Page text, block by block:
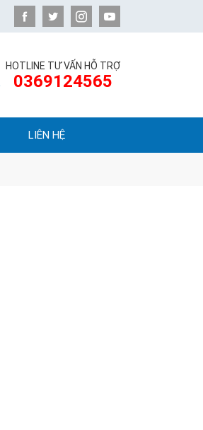
HOTLINE TƯ VẤN HỖ TRỢ
0369124565
LIÊN HỆ